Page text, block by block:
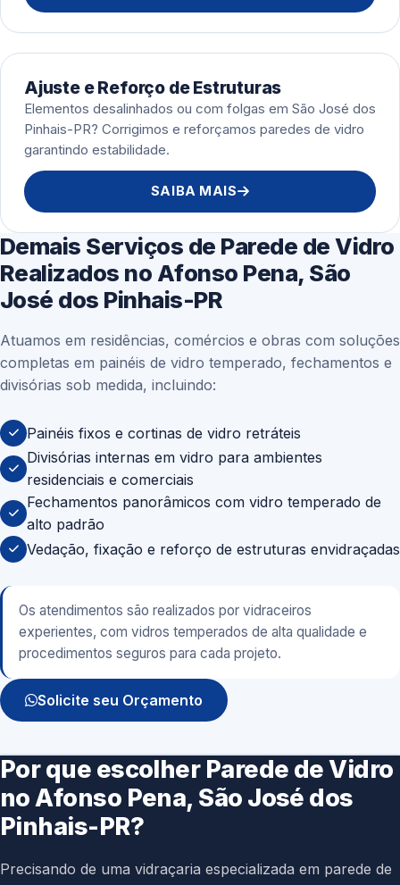
Ajuste e Reforço de Estruturas
Elementos desalinhados ou com folgas em São José dos
Pinhais-PR? Corrigimos e reforçamos paredes de vidro
garantindo estabilidade.
SAIBA MAIS
Demais Serviços de Parede de Vidro
Realizados no Afonso Pena, São
José dos Pinhais-PR
Atuamos em residências, comércios e obras com soluções
completas em painéis de vidro temperado, fechamentos e
divisórias sob medida, incluindo:
Painéis fixos e cortinas de vidro retráteis
Divisórias internas em vidro para ambientes
residenciais e comerciais
Fechamentos panorâmicos com vidro temperado de
alto padrão
Vedação, fixação e reforço de estruturas envidraçadas
Os atendimentos são realizados por vidraceiros
experientes, com vidros temperados de alta qualidade e
procedimentos seguros para cada projeto.
Solicite seu Orçamento
Por que escolher Parede de Vidro
no Afonso Pena, São José dos
Pinhais-PR?
Precisando de uma vidraçaria especializada em parede de